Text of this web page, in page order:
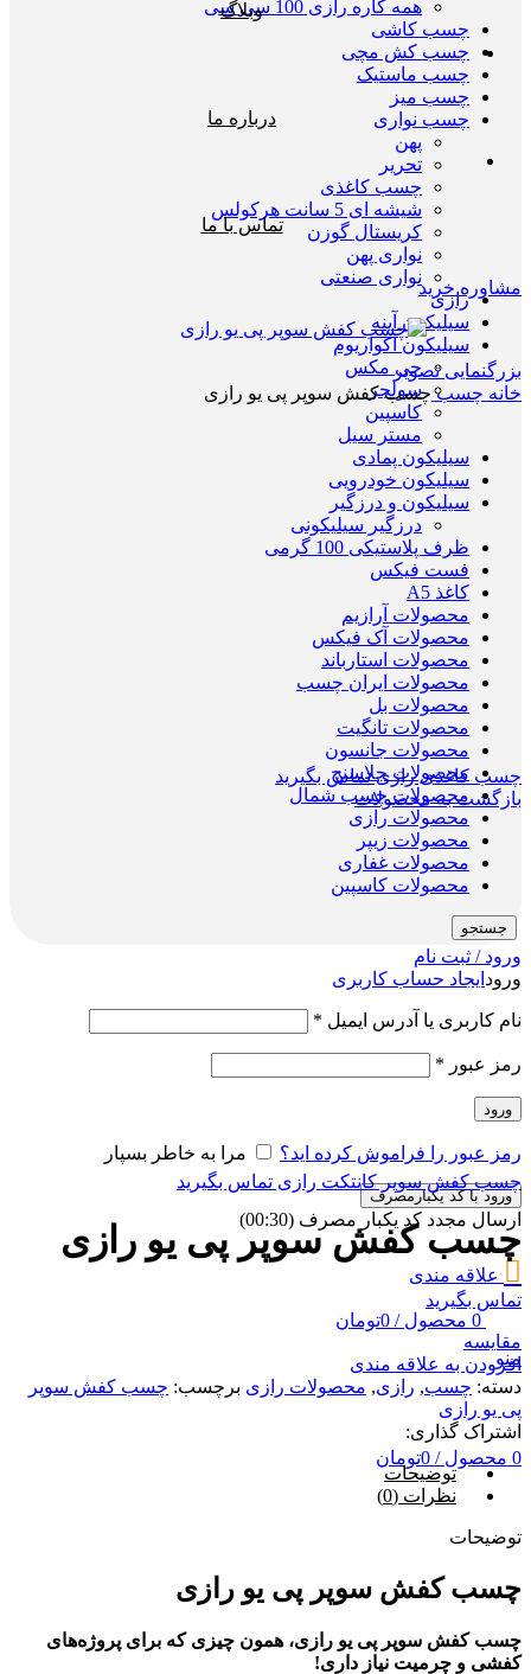
همه کاره رازی 100 سی سی
چسب کاشی
چسب کش مچی
چسب ماستیک
چسب میز
چسب نواری
پهن
تحریر
چسب کاغذی
شیشه ای 5 سانت هرکولس
کریستال گوزن
نواری پهن
نواری صنعتی
رازی
سیلیکون آینه
سیلیکون اکواریوم
جی مکس
سولجر
کاسپین
مستر سیل
سیلیکون پمادی
سیلیکون خودرویی
سیلیکون و درزگیر
درزگیر سیلیکونی
ظرف پلاستیکی 100 گرمی
فست فیکس
کاغذ A5
محصولات آرازیم
محصولات آک فیکس
محصولات استارباند
محصولات ایران چسب
محصولات بل
محصولات تانگیت
محصولات جانسون
محصولات جلاسنج
محصولات چسب شمال
محصولات رازی
محصولات زیپر
محصولات غفاری
محصولات کاسپین
جستجو
ورود / ثبت نام
ورود ایجاد حساب کاربری
نام کاربری یا آدرس ایمیل *
رمز عبور *
ورود
رمز عبور را فراموش کرده اید؟ مرا به خاطر بسپار
ورود با کد یکبارمصرف
ارسال مجدد کد یکبار مصرف (00:
30
)
علاقه مندی
0 محصول /
0تومان
منو
0 محصول /
0تومان
وبلاگ
درباره ما
تماس با ما
مشاوره خرید
بزرگنمایی تصویر
خانه چسبچسب کفش سوپر پی یو رازی
چسب کاغذی رازیتماس بگیرید
بازگشت به محصولات
چسب کفش سوپر کانتکت رازی تماس بگیرید
چسب کفش سوپر پی یو رازی
تماس بگیرید
مقایسه
افزودن به علاقه مندی
دسته: چسب, رازی, محصولات رازی برچسب: چسب کفش سوپر
پی یو رازی
اشتراک گذاری:
توضیحات
نظرات (0)
توضیحات
چسب کفش سوپر پی یو رازی
چسب کفش سوپر پی یو رازی، همون چیزی که برای پروژه‌های
کفشی و چرمیت نیاز داری!